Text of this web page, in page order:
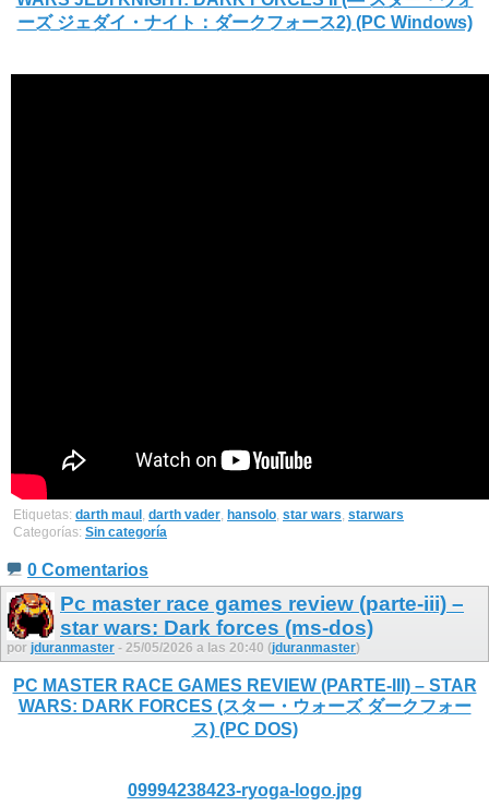
ーズ ジェダイ・ナイト：ダークフォース2) (PC Windows)
Etiquetas: darth maul, darth vader, hansolo, star wars, starwars
Categorías: Sin categoría
0 Comentarios
Pc master race games review (parte-iii) –
star wars: Dark forces (ms-dos)
por jduranmaster - 25/05/2026 a las 20:40 (jduranmaster)
PC MASTER RACE GAMES REVIEW (PARTE-III) – STAR
WARS: DARK FORCES (スター・ウォーズ ダークフォー
ス) (PC DOS)
09994238423-ryoga-logo.jpg